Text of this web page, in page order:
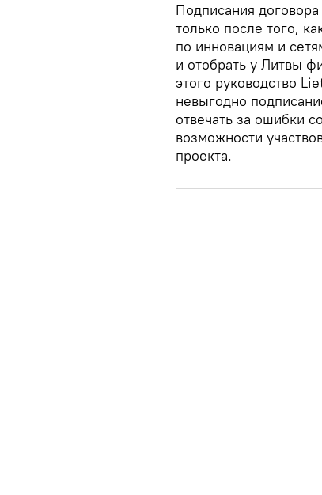
Подписания
только после того,
по инновациям и
и отобрать у Литвы
этого руководство
невыгодно
отвечать за ошибки
возможности
проекта.